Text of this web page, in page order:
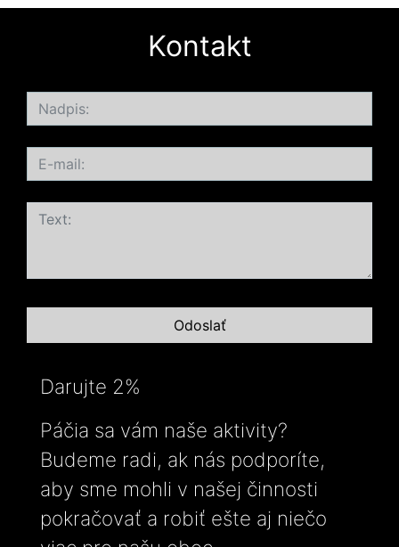
Kontakt
Darujte 2%
Páčia sa vám naše aktivity?
Budeme radi, ak nás podporíte,
aby sme mohli v našej činnosti
pokračovať a robiť ešte aj niečo